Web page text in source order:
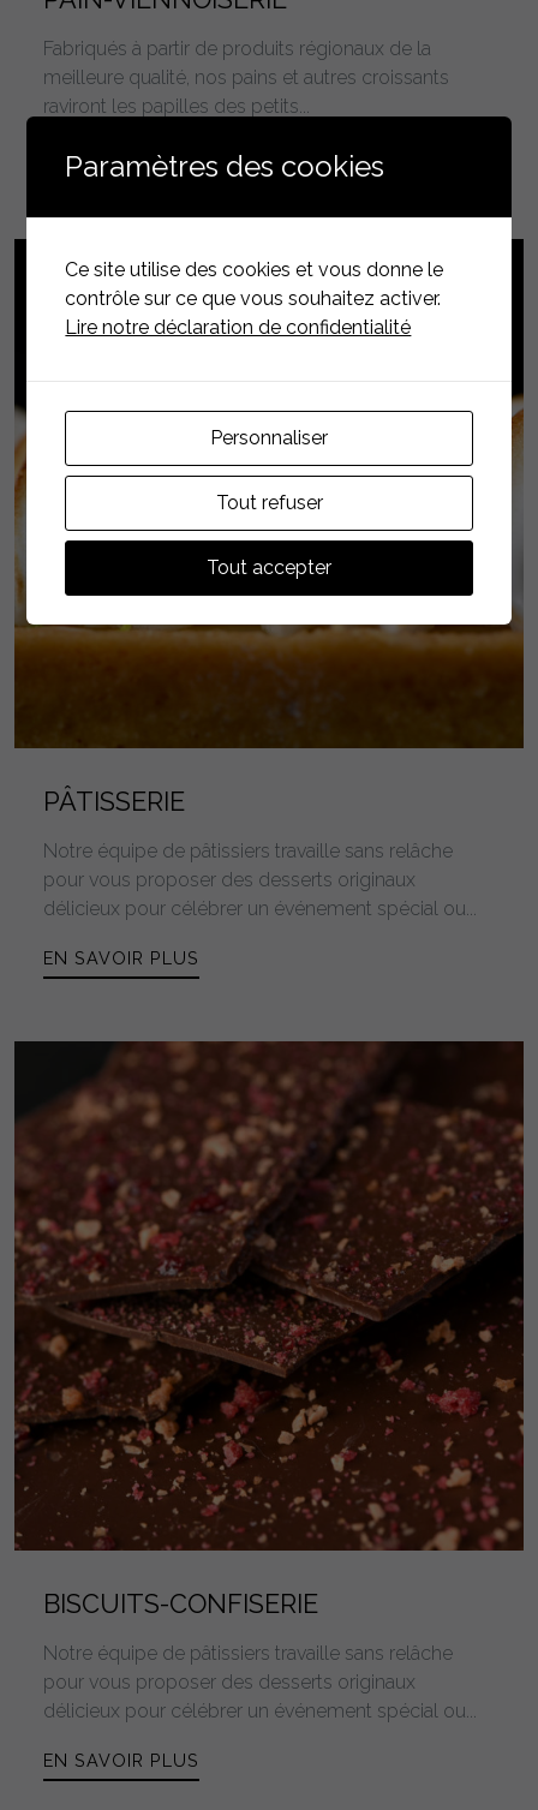
Fabriqués à partir de produits régionaux de la
meilleure qualité, nos pains et autres croissants
raviront les papilles des petits...
EN SAVOIR PLUS
PÂTISSERIE
Notre équipe de pâtissiers travaille sans relâche
pour vous proposer des desserts originaux
délicieux pour célébrer un événement spécial ou...
EN SAVOIR PLUS
BISCUITS-CONFISERIE
Notre équipe de pâtissiers travaille sans relâche
pour vous proposer des desserts originaux
délicieux pour célébrer un événement spécial ou...
EN SAVOIR PLUS
Paramètres des cookies
Ce site utilise des cookies et vous donne le
contrôle sur ce que vous souhaitez activer.
Lire notre déclaration de confidentialité
Personnaliser
Tout refuser
Tout accepter